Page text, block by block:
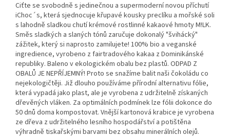
Ciťte se svobodně s jedinečnou a supermoderní novou příchutí
iChoc´s, která sjednocuje křupavé kousky preclíku a mořské soli
s lahodně sladkou chutí krémové rostlinné kakaové hmoty M!LK.
Směs sladkých a slaných tónů zaručuje dokonalý "švihácký"
zážitek, který si naprosto zamilujete! 100% bio a veganské
ingredience, vyrobeno z fairtradového kakaa z Dominikánské
republiky. Baleno v ekologickém obalu bez plastů. ODPAD Z
OBALŮ JE NEPŘÍJEMNÝ! Proto se snažíme balit naši čokoládu co
nejekologičtěji. Již dlouho používáme přírodní alternativu fólie,
která vypadá jako plast, ale je vyrobena z udržitelně získaných
dřevěných vláken. Za optimálních podmínek lze fólii dokonce do
50 dnů doma kompostovat. Vnější kartonová krabice je vyrobena
ze dřeva z udržitelného lesního hospodářství a potištěna
výhradně tiskařskými barvami bez obsahu minerálních olejů.